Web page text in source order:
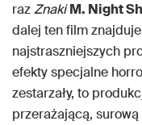
razZnaki M. Night
dalej ten film
najstraszniejszych
efekty specjalne
zestarzały, to
przerażającą,